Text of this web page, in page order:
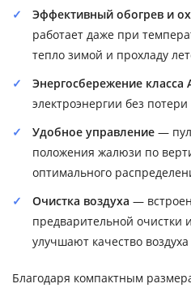
Эффективный обогрев и
работает даже при
тепло зимой и прохладу
Энергосбережение класса
электроэнергии без
Удобное управление —
положения жалюзи по
оптимального
Очистка воздуха —
предварительной очистки
улучшают качество
Благодаря компактным